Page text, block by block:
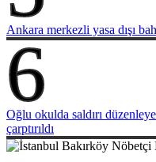
Ankara merkezli yasa dışı
6
Oğlu okulda saldırı
çarptırıldı